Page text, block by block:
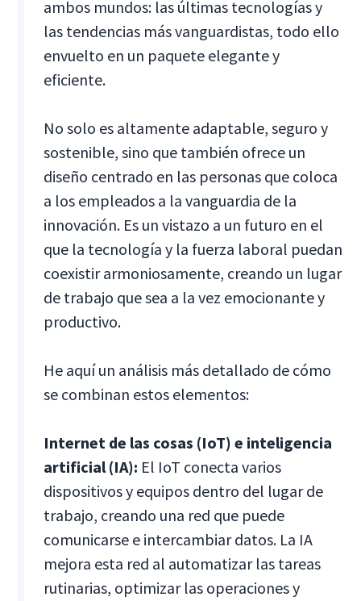
ambos mundos: las últimas tecnologías y
las tendencias más vanguardistas, todo ello
envuelto en un paquete elegante y
eficiente.
No solo es altamente adaptable, seguro y
sostenible, sino que también ofrece un
diseño centrado en las personas que coloca
a los empleados a la vanguardia de la
innovación. Es un vistazo a un futuro en el
que la tecnología y la fuerza laboral puedan
coexistir armoniosamente, creando un lugar
de trabajo que sea a la vez emocionante y
productivo.
He aquí un análisis más detallado de cómo
se combinan estos elementos:
Internet de las cosas (IoT) e inteligencia
artificial (IA): El IoT conecta varios
dispositivos y equipos dentro del lugar de
trabajo, creando una red que puede
comunicarse e intercambiar datos. La IA
mejora esta red al automatizar las tareas
rutinarias, optimizar las operaciones y